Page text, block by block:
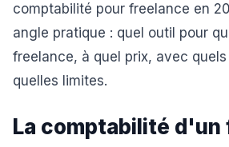
comptabilité pour freelance en
angle pratique : quel outil pour
freelance, à quel prix, avec
quelles limites.
La comptabilité d'un